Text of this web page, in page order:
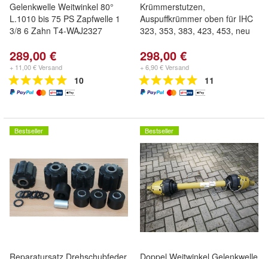
Gelenkwelle Weitwinkel 80°
L.1010 bis 75 PS Zapfwelle 1
3/8 6 Zahn T4-WAJ2327
289,00 €
+ 11,00 € Versand
10
Krümmerstutzen,
Auspuffkrümmer oben für IHC
323, 353, 383, 423, 453, neu
298,00 €
+ 6,90 € Versand
11
Bestseller
Reparatursatz Drehschubfeder
Bestseller
Doppel Weitwinkel Gelenkwelle